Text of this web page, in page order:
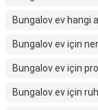
Bungalov ev hangi
Bungalov ev için
Bungalov ev için
Bungalov ev için